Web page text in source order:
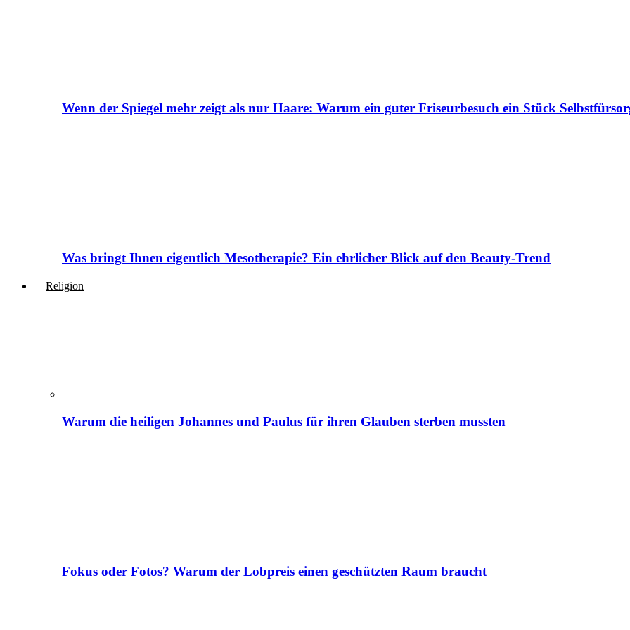
Wenn der Spiegel mehr zeigt als nur Haare: Warum ein guter Friseurbesuch ein Stück
Was bringt Ihnen eigentlich Mesotherapie? Ein ehrlicher Blick auf den Beauty-Trend
Religion
Warum die heiligen Johannes und Paulus für ihren Glauben sterben mussten
Fokus oder Fotos? Warum der Lobpreis einen geschützten Raum braucht